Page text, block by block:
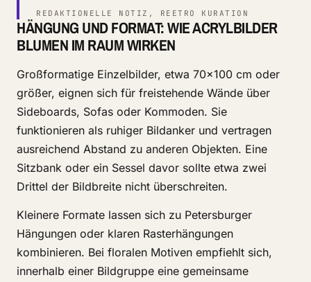
REDAKTIONELLE NOTIZ, REETRO KURATION
HÄNGUNG UND FORMAT: WIE ACRYLBILDER
BLUMEN IM RAUM WIRKEN
Großformatige Einzelbilder, etwa 70×100 cm oder
größer, eignen sich für freistehende Wände über
Sideboards, Sofas oder Kommoden. Sie
funktionieren als ruhiger Bildanker und vertragen
ausreichend Abstand zu anderen Objekten. Eine
Sitzbank oder ein Sessel davor sollte etwa zwei
Drittel der Bildbreite nicht überschreiten.
Kleinere Formate lassen sich zu Petersburger
Hängungen oder klaren Rasterhängungen
kombinieren. Bei floralen Motiven empfiehlt sich,
innerhalb einer Bildgruppe eine gemeinsame